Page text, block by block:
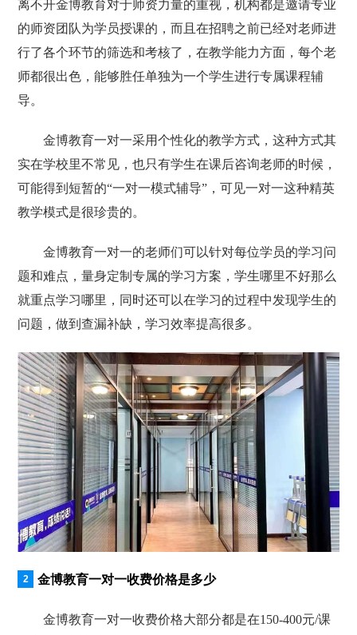
离不开金博教育对于师资力量的重视，机构都是邀请专业
的师资团队为学员授课的，而且在招聘之前已经对老师进
行了各个环节的筛选和考核了，在教学能力方面，每个老
师都很出色，能够胜任单独为一个学生进行专属课程辅
导。
金博教育一对一采用个性化的教学方式，这种方式其
实在学校里不常见，也只有学生在课后咨询老师的时候，
可能得到短暂的“一对一模式辅导”，可见一对一这种精英
教学模式是很珍贵的。
金博教育一对一的老师们可以针对每位学员的学习问
题和难点，量身定制专属的学习方案，学生哪里不好那么
就重点学习哪里，同时还可以在学习的过程中发现学生的
问题，做到查漏补缺，学习效率提高很多。
金博教育一对一收费价格是多少
金博教育一对一收费价格大部分都是在150-400元/课